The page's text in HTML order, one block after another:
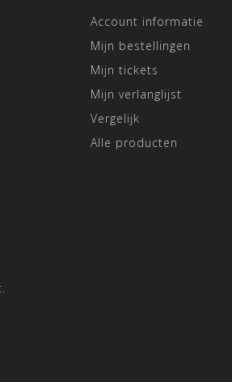
Account informatie
Mijn bestellingen
Mijn tickets
Mijn verlanglijst
Vergelijk
Alle producten